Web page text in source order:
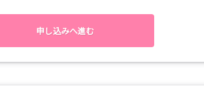
申し込みへ進む